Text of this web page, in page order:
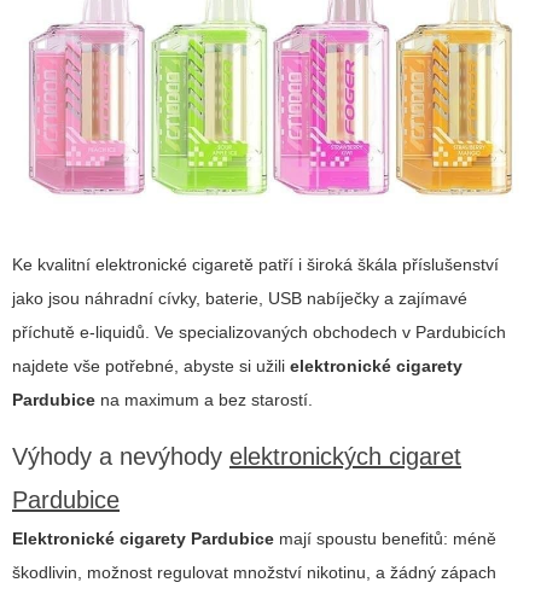
Ke kvalitní elektronické cigaretě patří i široká škála příslušenství
jako jsou náhradní cívky, baterie, USB nabíječky a zajímavé
příchutě e-liquidů. Ve specializovaných obchodech v Pardubicích
najdete vše potřebné, abyste si užili elektronické cigarety
Pardubice na maximum a bez starostí.
Výhody a nevýhody elektronických cigaret
Pardubice
Elektronické cigarety Pardubice mají spoustu benefitů: méně
škodlivin, možnost regulovat množství nikotinu, a žádný zápach